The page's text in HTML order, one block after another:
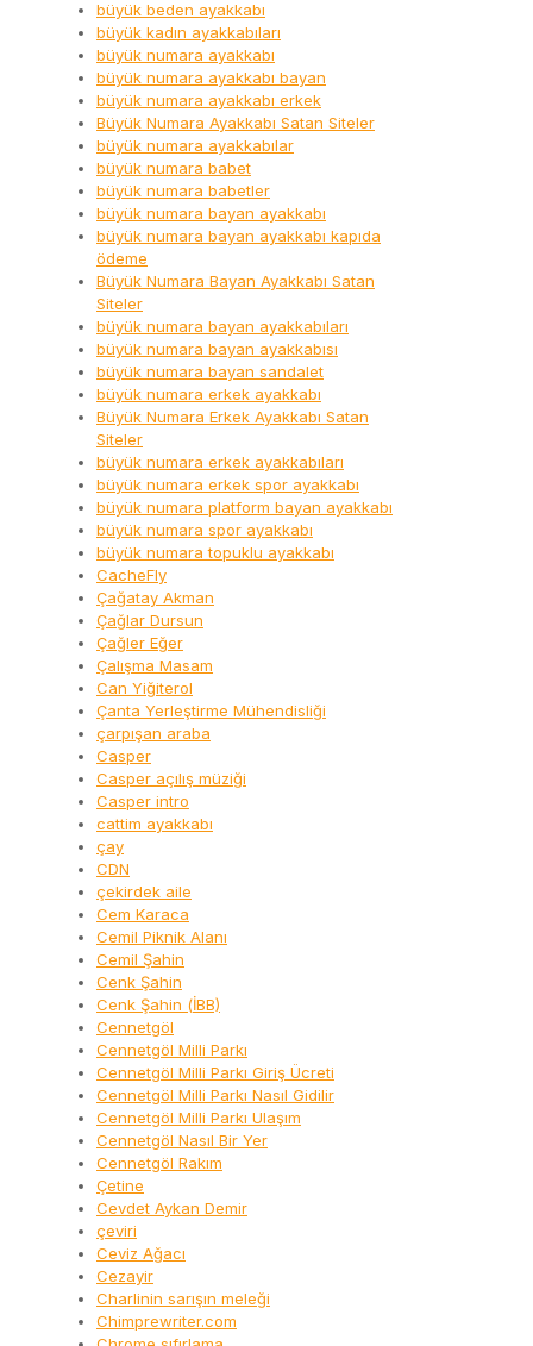
büyük beden ayakkabı
büyük kadın ayakkabıları
büyük numara ayakkabı
büyük numara ayakkabı bayan
büyük numara ayakkabı erkek
Büyük Numara Ayakkabı Satan Siteler
büyük numara ayakkabılar
büyük numara babet
büyük numara babetler
büyük numara bayan ayakkabı
büyük numara bayan ayakkabı kapıda
ödeme
Büyük Numara Bayan Ayakkabı Satan
Siteler
büyük numara bayan ayakkabıları
büyük numara bayan ayakkabısı
büyük numara bayan sandalet
büyük numara erkek ayakkabı
Büyük Numara Erkek Ayakkabı Satan
Siteler
büyük numara erkek ayakkabıları
büyük numara erkek spor ayakkabı
büyük numara platform bayan ayakkabı
büyük numara spor ayakkabı
büyük numara topuklu ayakkabı
CacheFly
Çağatay Akman
Çağlar Dursun
Çağler Eğer
Çalışma Masam
Can Yiğiterol
Çanta Yerleştirme Mühendisliği
çarpışan araba
Casper
Casper açılış müziği
Casper intro
cattim ayakkabı
çay
CDN
çekirdek aile
Cem Karaca
Cemil Piknik Alanı
Cemil Şahin
Cenk Şahin
Cenk Şahin (İBB)
Cennetgöl
Cennetgöl Milli Parkı
Cennetgöl Milli Parkı Giriş Ücreti
Cennetgöl Milli Parkı Nasıl Gidilir
Cennetgöl Milli Parkı Ulaşım
Cennetgöl Nasıl Bir Yer
Cennetgöl Rakım
Çetine
Cevdet Aykan Demir
çeviri
Ceviz Ağacı
Cezayir
Charlinin sarışın meleği
Chimprewriter.com